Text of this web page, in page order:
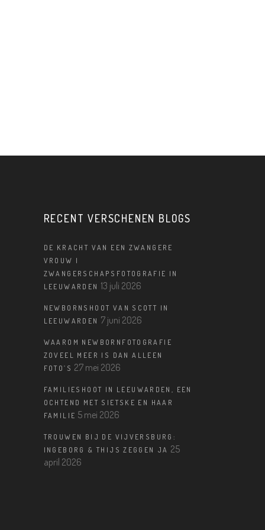
RECENT VERSCHENEN BLOGS
DE KRACHT VAN EEN ZWANGERE
VROUW |
ZWANGERSCHAPSFOTOGRAFIE IN
LEEUWARDEN 13 juli 2026
NEWBORNSHOOT VAN SCOTT IN
LEEUWARDEN 7 juni 2026
WAAROM NEWBORNFOTOGRAFIE
ZOVEEL MEER IS DAN ALLEEN
FOTO’S 27 mei 2026
FAMILIESHOOT IN LEEUWARDEN, EEN
OCHTEND MET SIETSKE EN HAAR
FAMILIE 5 mei 2026
TROUWEN BIJ DE VIJVERSBURG:
INGEBORG & THIJS ZEGGEN JA 25
april 2026